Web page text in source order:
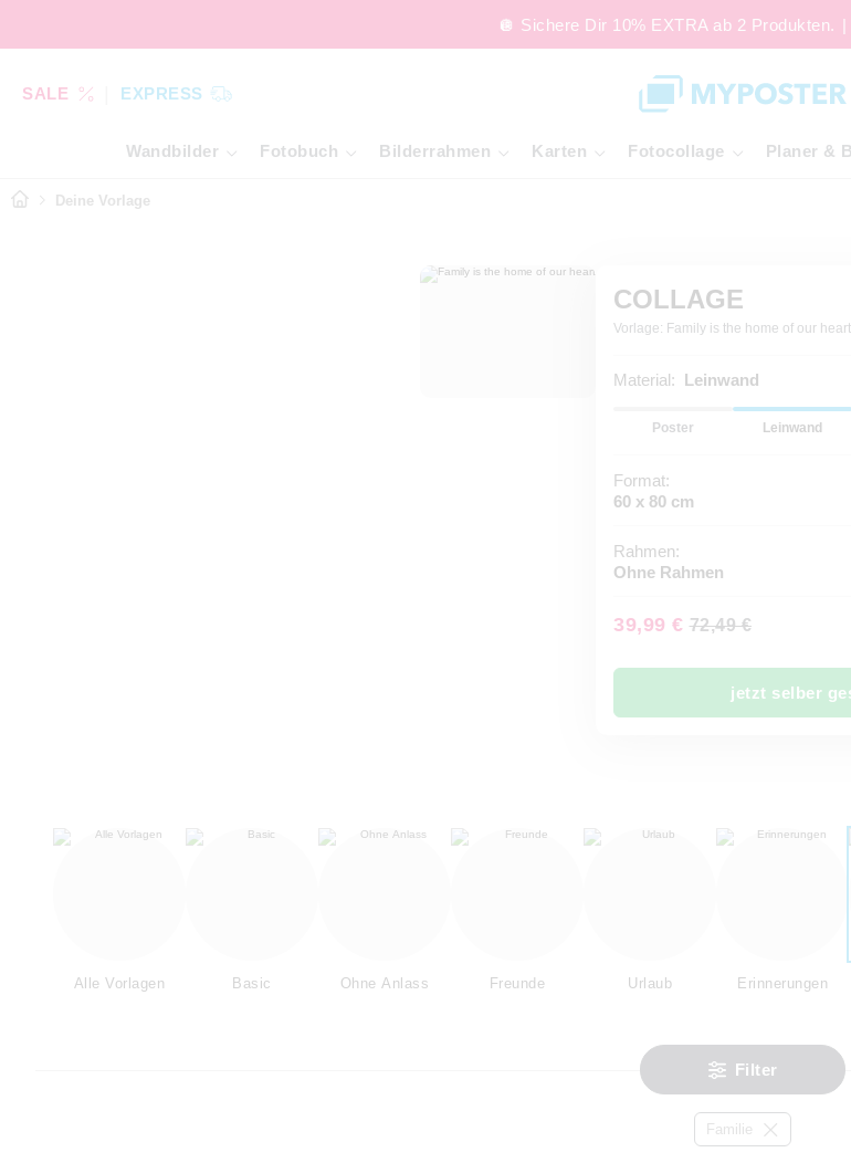
🪩 Sichere Dir 10% EXTRA ab 2 Produkten. |
SALE EXPRESS
Wandbilder Fotobuch Bilderrahmen Karten Fotocollage Planer &
Deine Vorlage
COLLAGE
Vorlage: Family is the home of our heart
Material: Leinwand
Poster Leinwand
Format:
60 x 80 cm
Rahmen:
Ohne Rahmen
39,99 € 72,49 €
jetzt selber
Alle Vorlagen Basic Ohne Anlass Freunde Urlaub Erinnerungen
Filter
Familie